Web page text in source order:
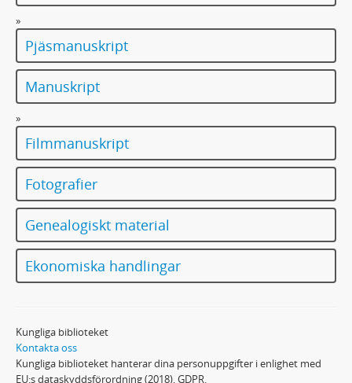
»
Pjäsmanuskript
Manuskript
»
Filmmanuskript
Fotografier
Genealogiskt material
Ekonomiska handlingar
Kungliga biblioteket
Kontakta oss
Kungliga biblioteket hanterar dina personuppgifter i enlighet med
EU:s dataskyddsförordning (2018), GDPR.